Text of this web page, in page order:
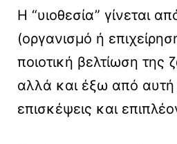
Η “υιοθεσία” γίνεται
(οργανισμό ή
ποιοτική βελτίωση της
αλλά και έξω από αυτή
επισκέψεις και